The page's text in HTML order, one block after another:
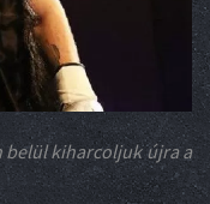
belül kiharcoljuk újra a